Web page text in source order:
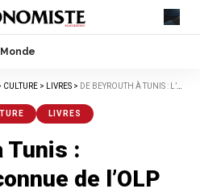
Monde
CULTURE > LIVRES > DE BEYROUTH À TUNIS : L’ODYSSÉE MÉCONNUE DE L’OLP RACONTÉE PAR AHMED NADHIF
LIVRES
Tunis :
de l’OLP